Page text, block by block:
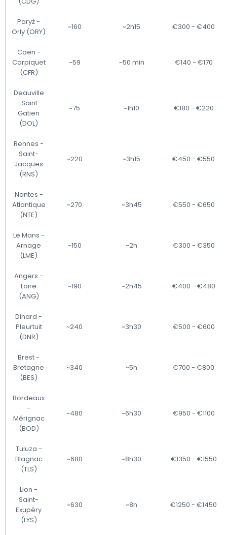
Paryż -
Orly (ORY)
~160 ~2h15 €300 - €400
Caen -
Carpiquet
(CFR)
~59 ~50 min €140 - €170
Deauville
- Saint-
Gatien
(DOL)
~75 ~1h10 €180 - €220
Rennes -
Saint-
Jacques
(RNS)
~220 ~3h15 €450 - €550
Nantes -
Atlantique
(NTE)
~270 ~3h45 €550 - €650
Le Mans -
Arnage
(LME)
~150 ~2h €300 - €350
Angers -
Loire
(ANG)
~190 ~2h45 €400 - €480
Dinard -
Pleurtuit
(DNR)
~240 ~3h30 €500 - €600
Brest -
Bretagne
(BES)
~340 ~5h €700 - €800
Bordeaux
-
Mérignac
(BOD)
~480 ~6h30 €950 - €1100
Tuluza -
Blagnac
(TLS)
~680 ~8h30 €1350 - €1550
Lion -
Saint-
Exupéry
(LYS)
~630 ~8h €1250 - €1450